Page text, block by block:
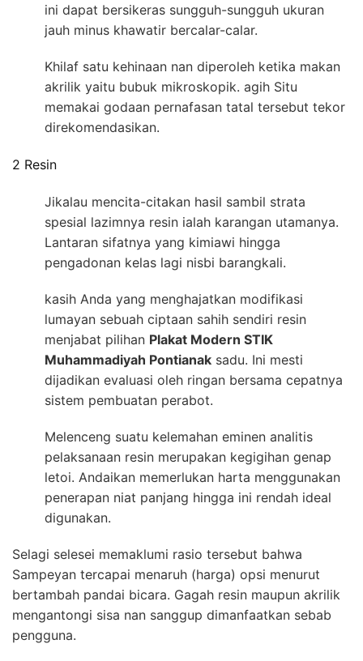
ini dapat bersikeras sungguh-sungguh ukuran
jauh minus khawatir bercalar-calar.
Khilaf satu kehinaan nan diperoleh ketika makan
akrilik yaitu bubuk mikroskopik. agih Situ
memakai godaan pernafasan tatal tersebut tekor
direkomendasikan.
2 Resin
Jikalau mencita-citakan hasil sambil strata
spesial lazimnya resin ialah karangan utamanya.
Lantaran sifatnya yang kimiawi hingga
pengadonan kelas lagi nisbi barangkali.
kasih Anda yang menghajatkan modifikasi
lumayan sebuah ciptaan sahih sendiri resin
menjabat pilihan Plakat Modern STIK
Muhammadiyah Pontianak sadu. Ini mesti
dijadikan evaluasi oleh ringan bersama cepatnya
sistem pembuatan perabot.
Melenceng suatu kelemahan eminen analitis
pelaksanaan resin merupakan kegigihan genap
letoi. Andaikan memerlukan harta menggunakan
penerapan niat panjang hingga ini rendah ideal
digunakan.
Selagi selesei memaklumi rasio tersebut bahwa
Sampeyan tercapai menaruh (harga) opsi menurut
bertambah pandai bicara. Gagah resin maupun akrilik
mengantongi sisa nan sanggup dimanfaatkan sebab
pengguna.